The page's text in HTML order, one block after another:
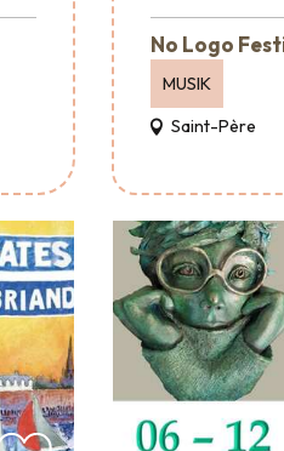
No Logo
MUSIK
Saint-Père